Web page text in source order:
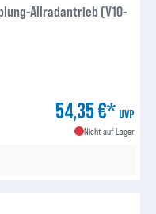
Allradantrieb (V10-
54,35 €* UVP
Nicht auf Lager